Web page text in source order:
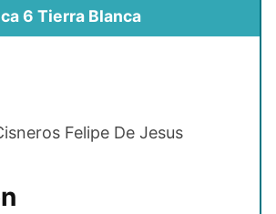
6 Tierra Blanca
Felipe De Jesus